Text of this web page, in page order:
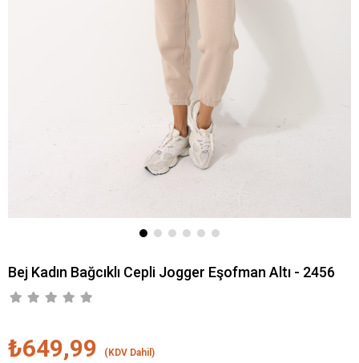
Bej Kadın Bağcıklı Cepli Jogger Eşofman Altı - 2456
₺649,99 (KDV Dahil)